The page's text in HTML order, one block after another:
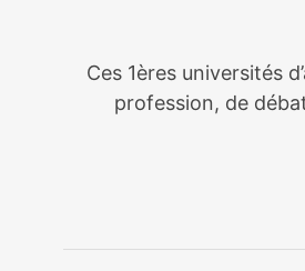
Ces 1ères universités
profession, de